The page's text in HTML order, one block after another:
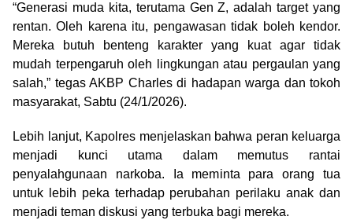
“Generasi muda kita, terutama Gen Z, adalah target yang
rentan. Oleh karena itu, pengawasan tidak boleh kendor.
Mereka butuh benteng karakter yang kuat agar tidak
mudah terpengaruh oleh lingkungan atau pergaulan yang
salah,” tegas AKBP Charles di hadapan warga dan tokoh
masyarakat, Sabtu (24/1/2026).
Lebih lanjut, Kapolres menjelaskan bahwa peran keluarga
menjadi kunci utama dalam memutus rantai
penyalahgunaan narkoba. Ia meminta para orang tua
untuk lebih peka terhadap perubahan perilaku anak dan
menjadi teman diskusi yang terbuka bagi mereka.